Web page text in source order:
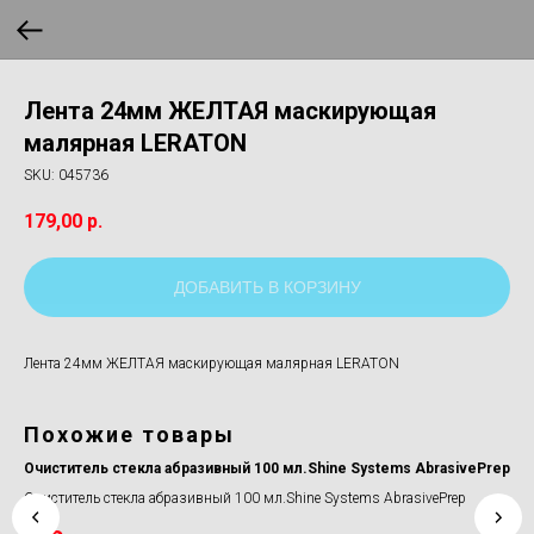
Лента 24мм ЖЕЛТАЯ маскирующая
малярная LERATON
SKU: 045736
179,00 р.
ДОБАВИТЬ В КОРЗИНУ
Лента 24мм ЖЕЛТАЯ маскирующая малярная LERATON
Похожие товары
Очиститель стекла абразивный 100 мл.Shine Systems AbrasivePrep
Очиститель стекла абразивный 100 мл.Shine Systems AbrasivePrep